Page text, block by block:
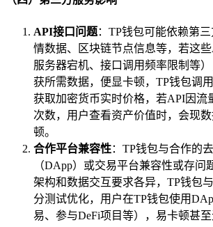
API接口问题：TP钱包可能依赖第
情数据、区块链节点信息等，若这
服务器宕机、接口调用频率限制等
获所需数据，便显卡顿，TP钱包调
获取加密货币实时价格，若API因流
次数，用户查看资产价值时，会现
顿。
合作平台兼容性：TP钱包与合作的
（DApp）或交易平台兼容性或存问
架构和数据交互要求各异，TP钱包
分测试优化，用户在TP钱包使用
易、参与DeFi项目等），易卡顿甚至